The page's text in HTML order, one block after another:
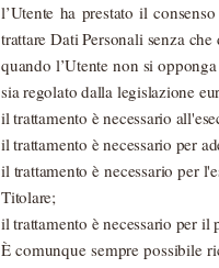
l’Utente ha prestato il
trattare Dati Personali senza
quando l’Utente non si
sia regolato dalla legislazione
il trattamento è necessario
il trattamento è necessario per
il trattamento è necessario per
Titolare;
il trattamento è necessario per
È comunque sempre possibile